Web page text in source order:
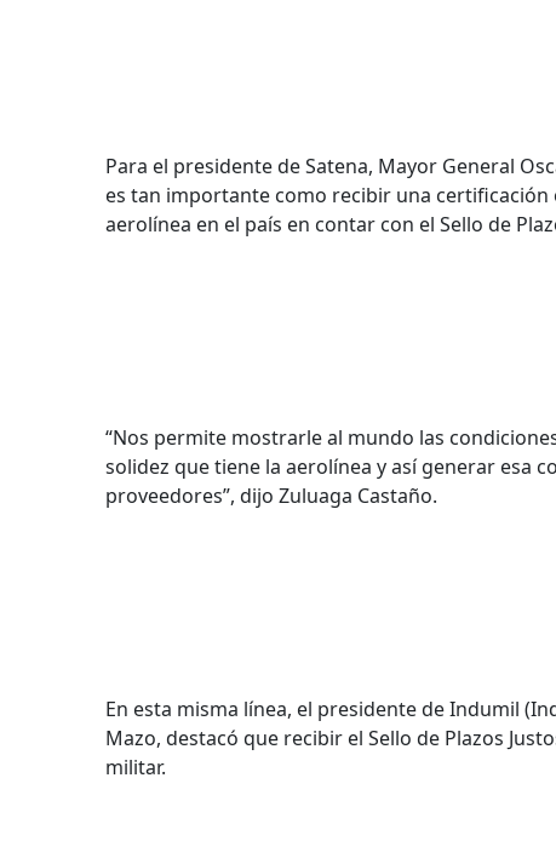
Para el presidente de Satena, Mayor General
es tan importante como recibir una
aerolínea en el país en contar con el Sello de
“Nos permite mostrarle al mundo las
solidez que tiene la aerolínea y así generar esa
proveedores”, dijo Zuluaga Castaño.
En esta misma línea, el presidente de Indumil
Mazo, destacó que recibir el Sello de Plazos
militar.